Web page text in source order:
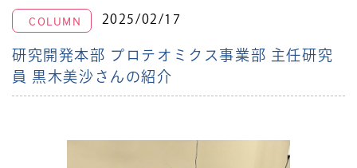
COLUMN 2025/02/17
研究開発本部 プロテオミクス事業部 主任研究
員 黒木美沙さんの紹介